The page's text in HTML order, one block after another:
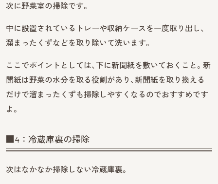
次に野菜室の掃除です。
中に設置されているトレーや収納ケースを一度取り出し、
溜まったくずなどを取り除いて洗います。
ここでポイントとしては、下に新聞紙を敷いておくこと。新
聞紙は野菜の水分を取る役割があり、新聞紙を取り換える
だけで溜まったくずも掃除しやすくなるのでおすすめです
よ。
■4：冷蔵庫裏の掃除
次はなかなか掃除しない冷蔵庫裏。